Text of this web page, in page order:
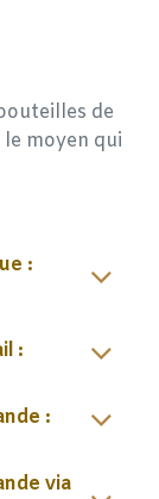
de
moyen qui
:
:
:
via